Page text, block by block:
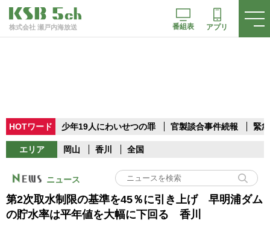
株式会社 瀬戸内海放送 番組表 アプリ
HOTワード 少年19人にわいせつの罪 官製談合事件続報 緊
エリア 岡山 香川 全国
ニュース
第2次取水制限の基準を45％に引き上げ 早明浦ダム
の貯水率は平年値を大幅に下回る 香川